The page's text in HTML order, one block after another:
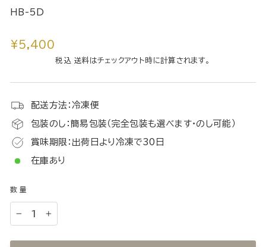
HB-5D
通
¥5,400
税込 送料はチェックアウト時に計算されます。
配送方法：冷凍便
包装のし：簡易包装（完全包装も選べます・のし可能）
賞味期限：出荷日より冷凍で30日
在庫あり
数量